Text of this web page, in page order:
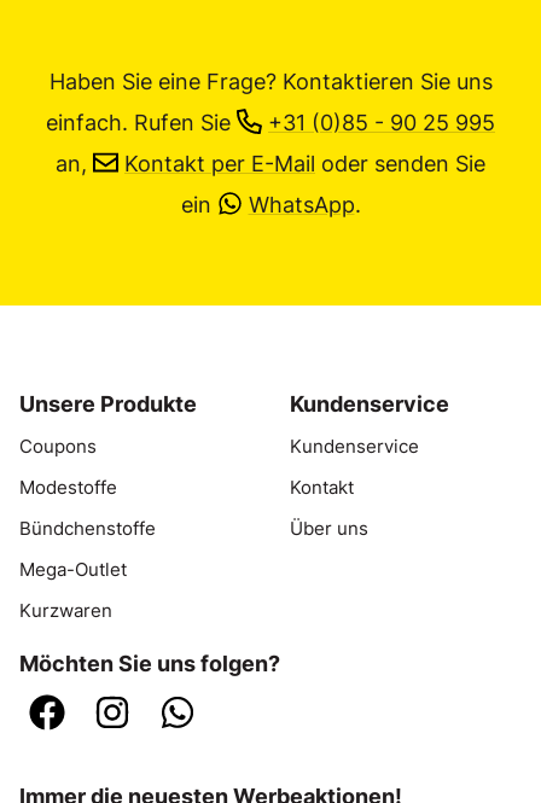
Haben Sie eine Frage? Kontaktieren Sie uns
einfach. Rufen Sie
+31 (0)85 - 90 25 995
an,
Kontakt per E-Mail oder senden Sie
ein
WhatsApp.
Unsere Produkte
Coupons
Modestoffe
Bündchenstoffe
Mega-Outlet
Kurzwaren
Kundenservice
Kundenservice
Kontakt
Über uns
Möchten Sie uns folgen?
Immer die neuesten Werbeaktionen!